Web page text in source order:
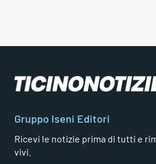
Gruppo Iseni Editori
Ricevi le notizie prima di tutti e
vivi.